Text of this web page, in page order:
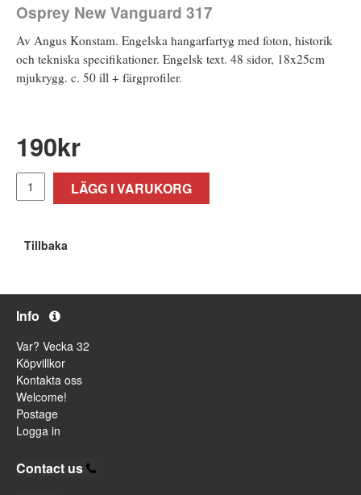
Osprey New Vanguard 317
Av Angus Konstam. Engelska hangarfartyg med foton, historik
och tekniska specifikationer. Engelsk text. 48 sidor, 18x25cm
mjukrygg. c. 50 ill + färgprofiler.
190kr
LÄGG I VARUKORG
Tillbaka
Info
Var? Vecka 32
Köpvillkor
Kontakta oss
Welcome!
Postage
Logga in
Contact us